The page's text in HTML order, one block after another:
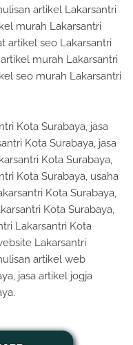
artikel Lakarsantri
murah Lakarsantri
artikel seo Lakarsantri
murah Lakarsantri
seo murah Lakarsantri
Kota Surabaya, jasa
Kota Surabaya, jasa
Kota Surabaya,
Kota Surabaya, usaha
Kota Surabaya,
Kota Surabaya,
Lakarsantri Kota
Lakarsantri
artikel web
jasa artikel jogja